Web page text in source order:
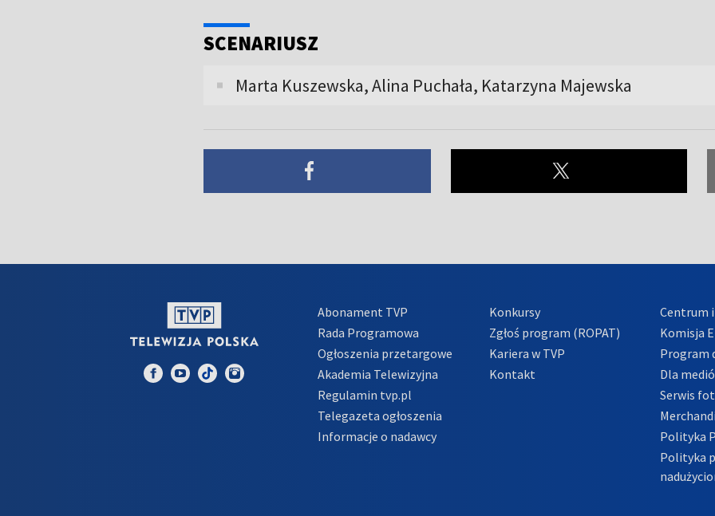
SCENARIUSZ
Marta Kuszewska, Alina Puchała, Katarzyna Majewska
Abonament TVP
Rada Programowa
Ogłoszenia przetargowe
Akademia Telewizyjna
Regulamin tvp.pl
Telegazeta ogłoszenia
Informacje o nadawcy
Konkursy
Zgłoś program (ROPAT)
Kariera w TVP
Kontakt
Centrum
Komisja
Program
Dla
Serwis
Polityka
Polityka